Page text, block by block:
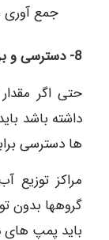
جمع آوری
8- دسترسی و برابری:
حتی اگر
داشته باشد
ها دسترسی
مراکز توزیع
گروهها بدون
باید پمپ